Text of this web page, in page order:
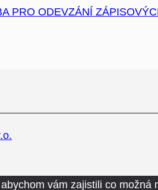
PRO ODEVZÁNÍ
vám zajistili co